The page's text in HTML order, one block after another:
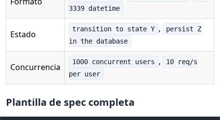
3339 datetime
Estado transition to state Y ,
persist Z
in the database
Concurrencia 1000 concurrent users ,
10 req/s
per user
Plantilla de spec completa